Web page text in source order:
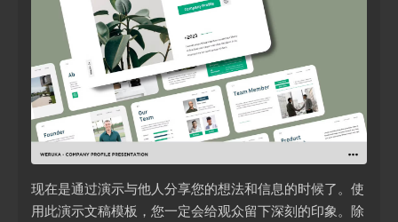
现在是通过演示与他人分享您的想法和信息的时候了。使
用此演示文稿模板，您一定会给观众留下深刻的印象。除